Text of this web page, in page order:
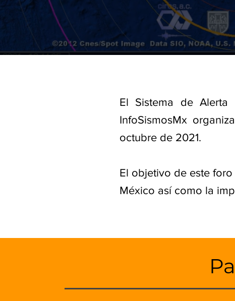
El Sistema de Alerta
InfoSismosMx
octubre de 2021.
El objetivo de este
México así como la